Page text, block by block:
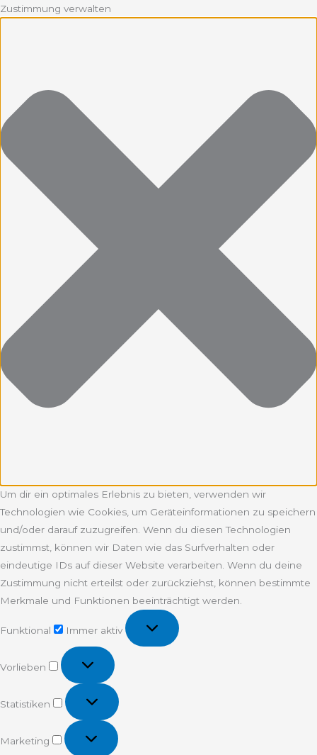
Zustimmung verwalten
Um dir ein optimales Erlebnis zu bieten, verwenden wir
Technologien wie Cookies, um Geräteinformationen zu speichern
und/oder darauf zuzugreifen. Wenn du diesen Technologien
zustimmst, können wir Daten wie das Surfverhalten oder
eindeutige IDs auf dieser Website verarbeiten. Wenn du deine
Zustimmung nicht erteilst oder zurückziehst, können bestimmte
Merkmale und Funktionen beeinträchtigt werden.
Funktional
Immer aktiv
Vorlieben
Vorlieben
Statistiken
Statistiken
Marketing
Marketing